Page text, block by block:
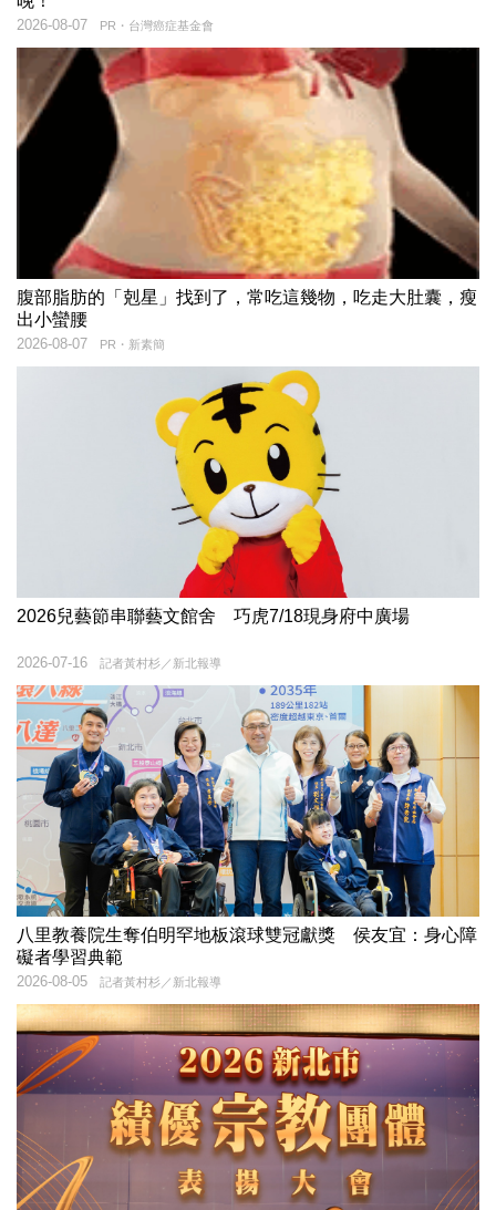
PR・台灣癌症基金會
2026-08-07
腹部脂肪的「剋星」找到了，常吃這幾物，吃走大肚囊，瘦
出小蠻腰
PR・新素簡
2026-08-07
2026兒藝節串聯藝文館舍 巧虎7/18現身府中廣場
記者黃村杉／新北報導
2026-07-16
八里教養院生奪伯明罕地板滾球雙冠獻獎 侯友宜：身心障
礙者學習典範
記者黃村杉／新北報導
2026-08-05